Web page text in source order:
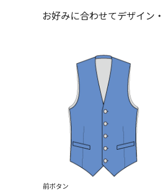
お好みに合わせてデザイン
前ボタン